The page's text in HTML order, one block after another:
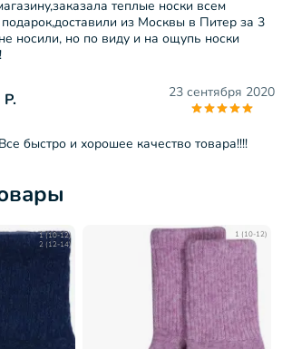
теплые носки всем
из Москвы в Питер за 3
носили, но по виду и на ощупь носки
Р. 23 сентября 2020
быстро и хорошее качество товара!!!!
1 (10-12)
2 (12-14)
1 (10-12)